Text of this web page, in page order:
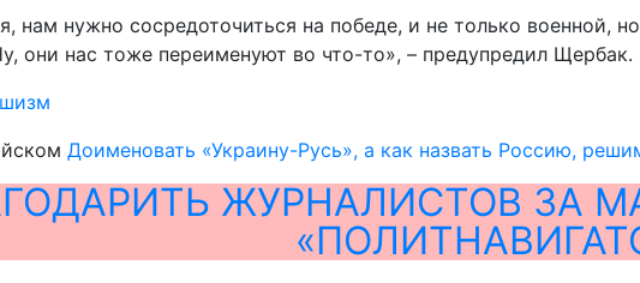
нам нужно сосредоточиться на победе, и не только
они нас тоже переименуют во что-то», – предупредил Щербак.
Доименовать «Украину-Русь», а как назвать Россию,
ЖУРНАЛИСТОВ ЗА